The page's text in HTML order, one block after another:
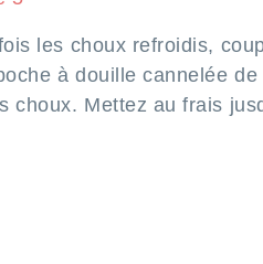
les choux refroidis,
à douille cannelée
choux. Mettez au frais